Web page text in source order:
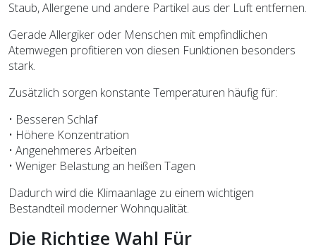
Staub, Allergene und andere Partikel aus der Luft entfernen.
Gerade Allergiker oder Menschen mit empfindlichen
Atemwegen profitieren von diesen Funktionen besonders
stark.
Zusätzlich sorgen konstante Temperaturen häufig für:
• Besseren Schlaf
• Höhere Konzentration
• Angenehmeres Arbeiten
• Weniger Belastung an heißen Tagen
Dadurch wird die Klimaanlage zu einem wichtigen
Bestandteil moderner Wohnqualität.
Die Richtige Wahl Für